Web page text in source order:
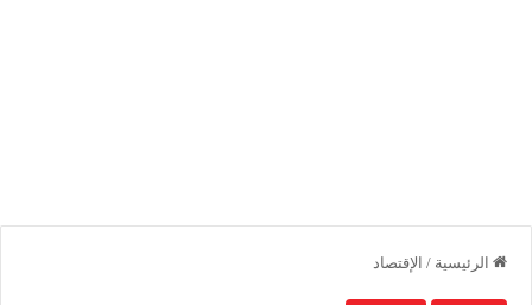
الرئيسية / الإقتصاد